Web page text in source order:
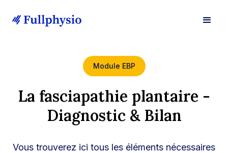
Module EBP
La fasciapathie plantaire -
Diagnostic & Bilan
Vous trouverez ici tous les éléments nécessaires